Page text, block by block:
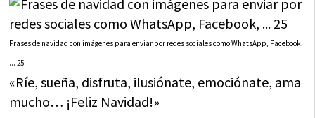
Frases de navidad con imágenes para enviar por redes sociales como WhatsApp, Facebook,
... 25
«Ríe, sueña, disfruta, ilusiónate, emociónate, ama
mucho… ¡Feliz Navidad!»